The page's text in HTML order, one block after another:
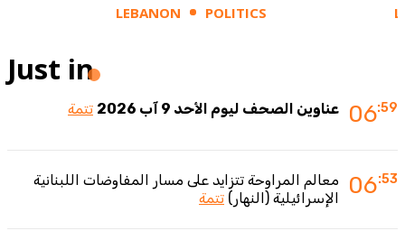
LEBANON POLITICS
Just in
06:59 عناوين الصحف ليوم الأحد 9 آب 2026 تتمة
06:53
معالم المراوحة تتزايد على مسار المفاوضات اللبنانية
الإسرائيلية (النهار) تتمة